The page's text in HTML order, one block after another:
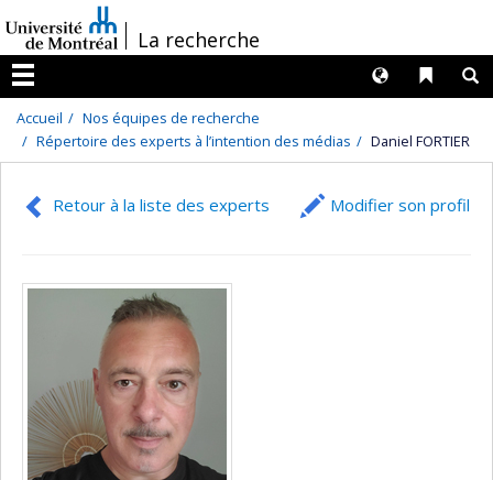
au
contenu
/La recherche
Menu
Liens
Langues
Accueil
Nos équipes de recherche
Répertoire des experts à l’intention des médias
Daniel FORTIER
Retour à la liste des experts Modifier son profil